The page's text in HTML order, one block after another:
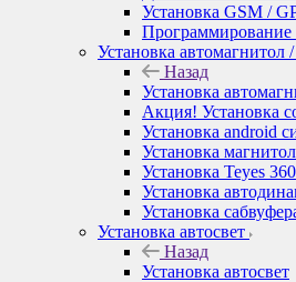
Установка GSM /
Программирование
Установка автомагнитол /
Назад
Установка
Акция! Установка
Установка android
Установка
Установка Teyes 360
Установка
Установка
Установка автосвет
Назад
Установка автосвет